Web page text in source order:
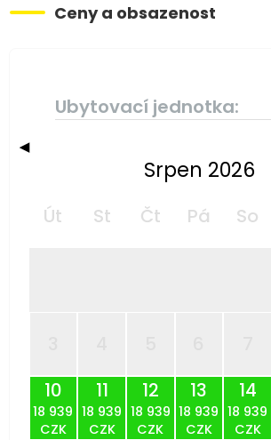
Ceny a obsazenost
Ubytovací jednotka:
◀
Srpen 2026
Út St Čt Pá So
10
18 939
CZK
11
18 939
CZK
12
18 939
CZK
13
18 939
CZK
14
18 939
CZK